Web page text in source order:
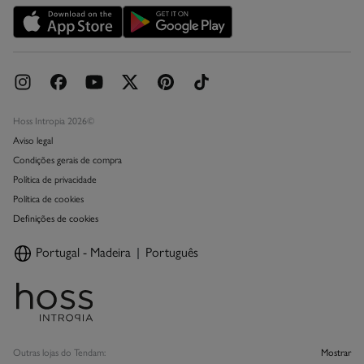
Livro de Reclamações online
Hoss Intropia 2026©
Aviso legal
Condições gerais de compra
Política de privacidade
Política de cookies
Definições de cookies
Portugal - Madeira Português
Outras lojas do Tendam: Mostrar